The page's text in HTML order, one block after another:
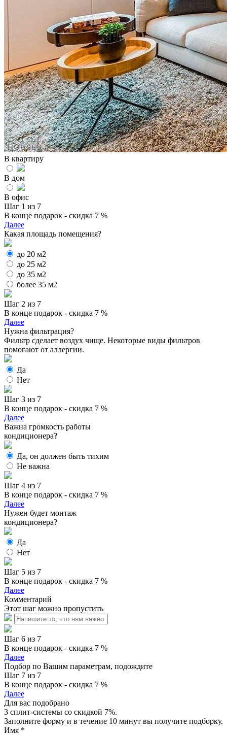
В квартиру
В дом
В офис
Шаг 1 из 7
В конце подарок - скидка 7 %
Далее
Какая площадь помещения?
до 20 м2
до 25 м2
до 35 м2
более 35 м2
Шаг 2 из 7
В конце подарок - скидка 7 %
Далее
Нужна фильтрация?
Фильтр сделает воздух чище. Некоторые виды фильтров
помогают от аллергии.
Да
Нет
Шаг 3 из 7
В конце подарок - скидка 7 %
Далее
Важна громкость работы
кондиционера?
Да, он должен быть тихим
Не важна
Шаг 4 из 7
В конце подарок - скидка 7 %
Далее
Нужен будет монтаж
кондиционера?
Да
Нет
Шаг 5 из 7
В конце подарок - скидка 7 %
Далее
Комментарий
Этот шаг можно пропустить
Шаг 6 из 7
В конце подарок - скидка 7 %
Далее
Подбор по Вашим параметрам, подождите
Шаг 7 из 7
В конце подарок - скидка 7 %
Далее
Для вас подобрано
3 сплит-системы со скидкой 7%.
Заполните форму и в течение 10 минут вы получите подборку.
Имя *